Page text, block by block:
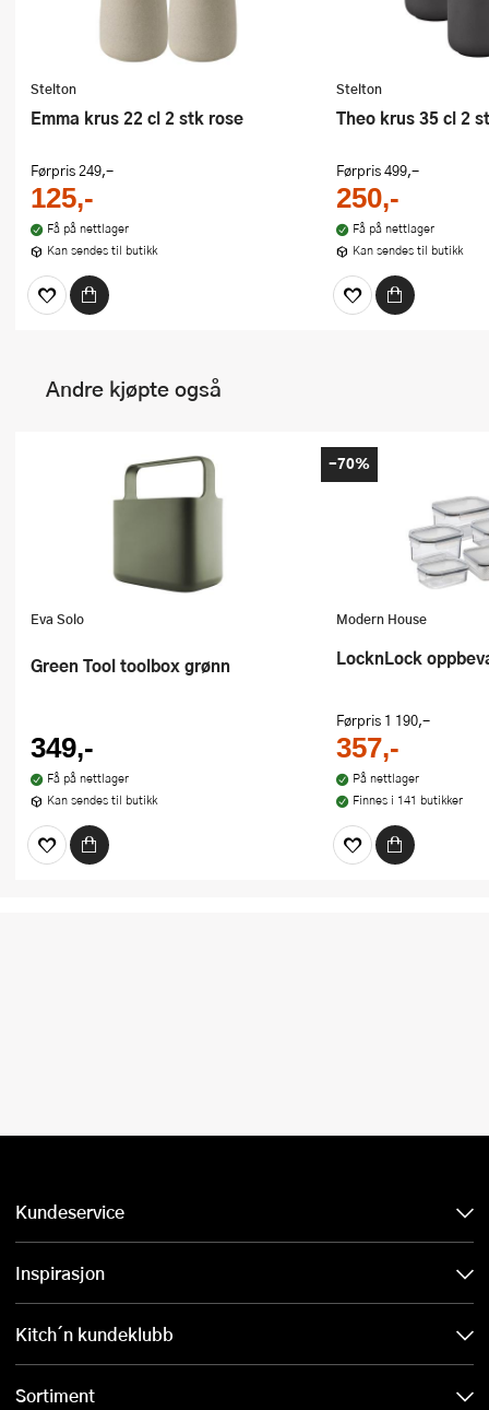
Stelton
Emma krus 22 cl 2 stk rose
Førpris249,-
125,-
Få på nettlager
Kan sendes til butikk
Stelton
Theo krus 35 cl 2
Førpris499,-
250,-
Få på nettlager
Kan sendes til butikk
Andre kjøpte også
Eva Solo
Green Tool toolbox grønn
349,-
Få på nettlager
Kan sendes til butikk
Modern House
LocknLock
Førpris 1 190,-
357,-
På nettlager
Finnes i 141 butikker
-70%
Kundeservice
Inspirasjon
Kitch´n kundeklubb
Sortiment